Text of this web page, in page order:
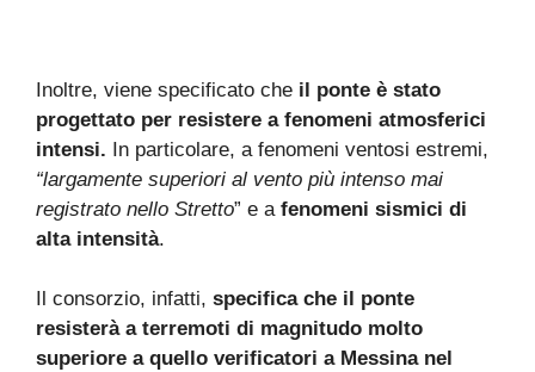
Inoltre, viene specificato che il ponte è stato
progettato per resistere a fenomeni atmosferici
intensi. In particolare, a fenomeni ventosi estremi,
“largamente superiori al vento più intenso mai
registrato nello Stretto” e a fenomeni sismici di
alta intensità.
Il consorzio, infatti, specifica che il ponte
resisterà a terremoti di magnitudo molto
superiore a quello verificatori a Messina nel